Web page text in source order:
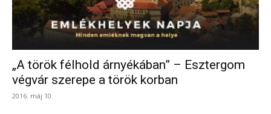
„A török félhold árnyékában” – Esztergom
végvár szerepe a török korban
2016. máj 10.